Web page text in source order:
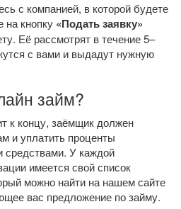
с компанией, в которой будете
кнопку «Подать заявку»
Её рассмотрят в течение 5–
с вами и выдадут нужную
займ?
к концу, заёмщик должен
и уплатить проценты
средствами. У каждой
имеется свой список
можно найти на нашем сайте
вас предложение по займу.